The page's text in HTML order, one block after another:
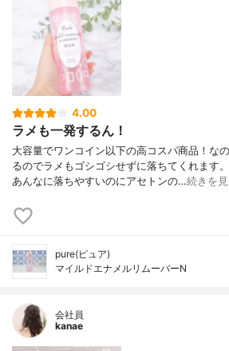
4.00
ラメも一発するん！
大容量でワンコイン以下の高コスパ商品！な
るのでラメもゴシゴシせずに落ちてくれます
あんなに落ちやすいのにアセトンの…続きを
pure(ピュア)
マイルドエナメルリムーバーN
会社員
kanae